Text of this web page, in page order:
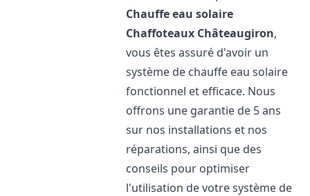
Chauffe eau solaire
Chaffoteaux Châteaugiron,
vous êtes assuré d'avoir un
système de chauffe eau solaire
fonctionnel et efficace. Nous
offrons une garantie de 5 ans
sur nos installations et nos
réparations, ainsi que des
conseils pour optimiser
l'utilisation de votre système de